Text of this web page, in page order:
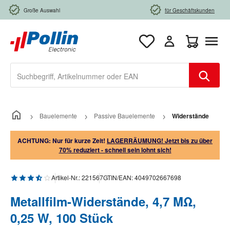
Zum Hauptinhalt springen
Große Auswahl für Geschäftskunden
Bauelemente Passive Bauelemente Widerstände
ACHTUNG: Nur für kurze Zeit! LAGERRÄUMUNG! Jetzt bis zu über
70% reduziert - schnell sein lohnt sich!
Durchschnittliche Bewertung von 3.5 von 5 Sternen
Artikel-Nr.:221567GTIN/EAN:4049702667698
Metallfilm-Widerstände, 4,7 MΩ,
0,25 W, 100 Stück